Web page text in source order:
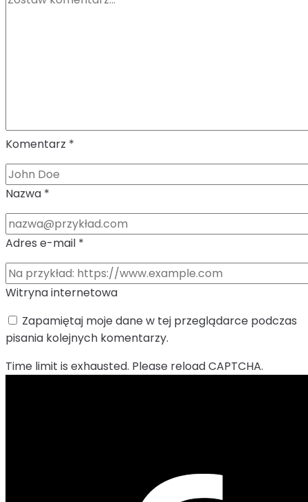
Komentarz *
Nazwa *
Adres e-mail *
Witryna internetowa
Zapamiętaj moje dane w tej przeglądarce podczas
pisania kolejnych komentarzy.
Time limit is exhausted. Please reload CAPTCHA.